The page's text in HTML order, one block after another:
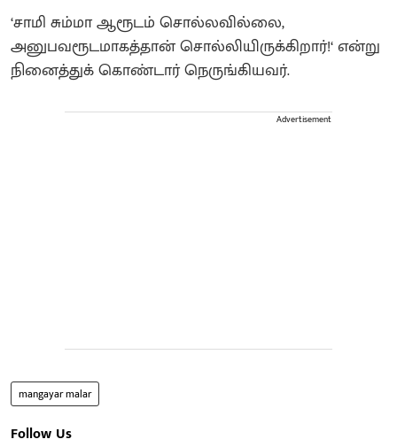
‘சாமி சும்மா ஆரூடம் சொல்லவில்லை,
அனுபவரூடமாகத்தான் சொல்லியிருக்கிறார்!‘ என்று
நினைத்துக் கொண்டார் நெருங்கியவர்.
Advertisement
mangayar malar
Follow Us